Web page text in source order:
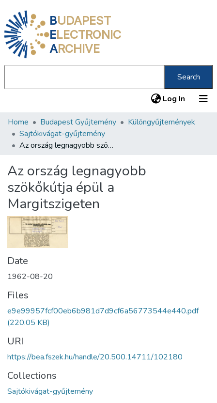
BUDAPEST
ELECTRONIC
ARCHIVE
Search
Log In (current)
Communities & Collections
All of DSpace
About us
Home Budapest Gyűjtemény
Különgyűjtemények
Sajtókivágat-gyűjtemény
Az ország legnagyobb szökőkútja épül a Margitszigeten
Az ország legnagyobb
szökőkútja épül a
Margitszigeten
Date
1962-08-20
Files
e9e99957fcf00eb6b981d7d9cf6a56773544e440.pdf
(220.05 KB)
URI
https://bea.fszek.hu/handle/20.500.14711/102180
Collections
Sajtókivágat-gyűjtemény